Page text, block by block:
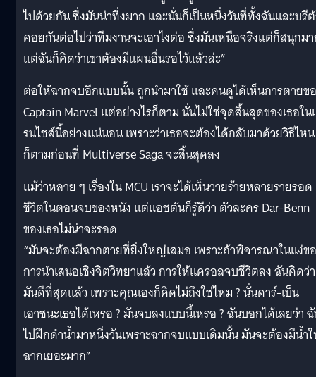
ไปด้วยกัน ซึ่งมันน่าทึ่งมาก และนั่นก็เป็นหนึ่งวันที่ทั้งฉันและบรี
คอยกันต่อไปว่าทีมงานจะเอาไงต่อ ซึ่งมันเหนือจริงแต่ก็สนุกม
แต่ฉันก็คิดว่าเขาต้องมีแผนอื่นรอไว้แล้วล่ะ”
ต่อให้ฉากจบอีกแบบนั้น ถูกนำมาใช้ และคนดูได้เห็นการตายข
Captain Marvel แต่อย่างไรก็ตาม นั่นไม่ใช่จุดสิ้นสุดของเธอใ
รนไชส์นี้อย่างแน่นอน เพราะว่าเธอจะต้องได้กลับมาด้วยวิธีไหน
ก็ตามก่อนที่ Multiverse Saga จะสิ้นสุดลง
แม้ว่าหลาย ๆ เรื่องใน MCU เราจะได้เห็นวายร้ายหลายรายรอด
ชีวิตในตอนจบของหนัง แต่แอชตันก็รู้ดีว่า ตัวละคร Dar-Benn
ของเธอไม่น่าจะรอด
“มันจะต้องมีฉากตายที่ยิ่งใหญ่เสมอ เพราะถ้าพิจารณาในแง่ข
การนำเสนอเชิงจิตวิทยาแล้ว การให้แครอลจบชีวิตลง ฉันคิดว่า
มันดีที่สุดแล้ว เพราะคุณเองก็คิดไม่ถึงใช่ไหม ? นั่นดาร์-เบ็น
เอาชนะเธอได้เหรอ ? มันจบลงแบบนี้เหรอ ? ฉันบอกได้เลยว่า
ไปฝึกดำน้ำมาหนึ่งวันเพราะฉากจบแบบเดิมนั้น มันจะต้องมีน้ำ
ฉากเยอะมาก”